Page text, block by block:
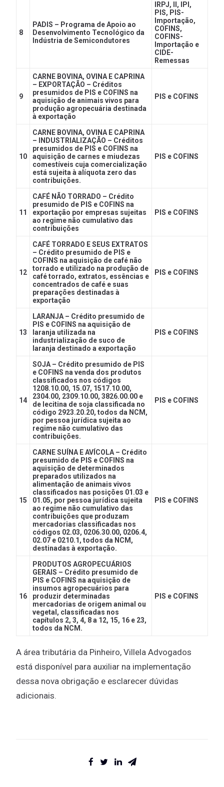
8
PADIS – Programa de Apoio ao
Desenvolvimento Tecnológico da
Indústria de Semicondutores
IRPJ, II, IPI,
PIS, PIS-
Importação,
COFINS,
COFINS-
Importação e
CIDE-
Remessas
9
CARNE BOVINA, OVINA E CAPRINA
– EXPORTAÇÃO – Créditos
presumidos de PIS e COFINS na
aquisição de animais vivos para
produção agropecuária destinada
à exportação
PIS e COFINS
10
CARNE BOVINA, OVINA E CAPRINA
– INDUSTRIALIZAÇÃO – Créditos
presumidos de PIS e COFINS na
aquisição de carnes e miudezas
comestíveis cuja comercialização
está sujeita à alíquota zero das
contribuições.
PIS e COFINS
11
CAFÉ NÃO TORRADO – Crédito
presumido de PIS e COFINS na
exportação por empresas sujeitas
ao regime não cumulativo das
contribuições
PIS e COFINS
12
CAFÉ TORRADO E SEUS EXTRATOS
– Crédito presumido de PIS e
COFINS na aquisição de café não
torrado e utilizado na produção de
café torrado, extratos, essências e
concentrados de café e suas
preparações destinadas à
exportação
PIS e COFINS
13
LARANJA – Crédito presumido de
PIS e COFINS na aquisição de
laranja utilizada na
industrialização de suco de
laranja destinado a exportação
PIS e COFINS
14
SOJA – Crédito presumido de PIS
e COFINS na venda dos produtos
classificados nos códigos
1208.10.00, 15.07, 1517.10.00,
2304.00, 2309.10.00, 3826.00.00 e
de lecitina de soja classificada no
código 2923.20.20, todos da NCM,
por pessoa jurídica sujeita ao
regime não cumulativo das
contribuições.
PIS e COFINS
15
CARNE SUÍNA E AVÍCOLA – Crédito
presumido de PIS e COFINS na
aquisição de determinados
preparados utilizados na
alimentação de animais vivos
classificados nas posições 01.03 e
01.05, por pessoa jurídica sujeita
ao regime não cumulativo das
contribuições que produzam
mercadorias classificadas nos
códigos 02.03, 0206.30.00, 0206.4,
02.07 e 0210.1, todos da NCM,
destinadas à exportação.
PIS e COFINS
16
PRODUTOS AGROPECUÁRIOS
GERAIS – Crédito presumido de
PIS e COFINS na aquisição de
insumos agropecuários para
produzir determinadas
mercadorias de origem animal ou
vegetal, classificadas nos
capítulos 2, 3, 4, 8 a 12, 15, 16 e 23,
todos da NCM.
PIS e COFINS
A área tributária da Pinheiro, Villela Advogados
está disponível para auxiliar na implementação
dessa nova obrigação e esclarecer dúvidas
adicionais.